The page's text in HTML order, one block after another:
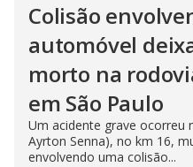
Colisão
automóvel
morto na
em São Paulo
Um acidente grave ocorreu
Ayrton Senna), no km 16,
envolvendo uma colisão...